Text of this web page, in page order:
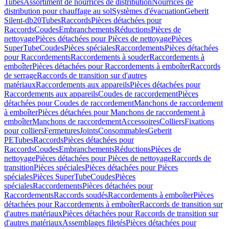
TubesAssortiment de nourrices de distribution Nourrices de
distribution pour chauffage au solSystèmes d'évacuationGeberit
Silent-db20TubesRaccordsPièces détachées pour
RaccordsCoudesEmbranchementsRéductionsPièces de
nettoyagePièces détachées pour Pièces de nettoyagePièces
SuperTubeCoudesPièces spécialesRaccordementsPièces détachées
pour RaccordementsRaccordements à souderRaccordements à
emboîterPièces détachées pour Raccordements à emboîterRaccords
de serrageRaccords de transition sur d'autres
matériauxRaccordements aux appareilsPièces détachées pour
Raccordements aux appareilsCoudes de raccordementPièces
détachées pour Coudes de raccordementManchons de raccordement
à emboîterPièces détachées pour Manchons de raccordement à
emboîterManchons de raccordementAccessoiresColliersFixations
pour colliersFermeturesJointsConsommablesGeberit
PETubesRaccordsPièces détachées pour
RaccordsCoudesEmbranchementsRéductionsPièces de
nettoyagePièces détachées pour Pièces de nettoyageRaccords de
transitionPièces spécialesPièces détachées pour Pièces
spécialesPièces SuperTubeCoudesPièces
spécialesRaccordementsPièces détachées pour
RaccordementsRaccords soudésRaccordements à emboîterPièces
détachées pour Raccordements à emboîterRaccords de transition sur
d'autres matériauxPièces détachées pour Raccords de transition sur
d'autres matériauxAssemblages filetésPièces détachées pour